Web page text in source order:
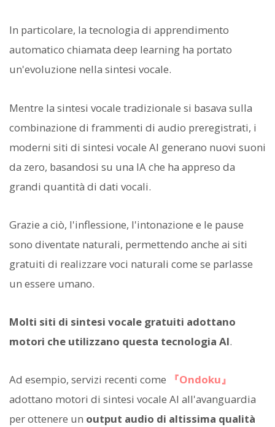
In particolare, la tecnologia di apprendimento
automatico chiamata deep learning ha portato
un'evoluzione nella sintesi vocale.
Mentre la sintesi vocale tradizionale si basava sulla
combinazione di frammenti di audio preregistrati, i
moderni siti di sintesi vocale AI generano nuovi suoni
da zero, basandosi su una IA che ha appreso da
grandi quantità di dati vocali.
Grazie a ciò, l'inflessione, l'intonazione e le pause
sono diventate naturali, permettendo anche ai siti
gratuiti di realizzare voci naturali come se parlasse
un essere umano.
Molti siti di sintesi vocale gratuiti adottano
motori che utilizzano questa tecnologia AI.
Ad esempio, servizi recenti come
『Ondoku』
adottano motori di sintesi vocale AI all'avanguardia
per ottenere un output audio di altissima qualità